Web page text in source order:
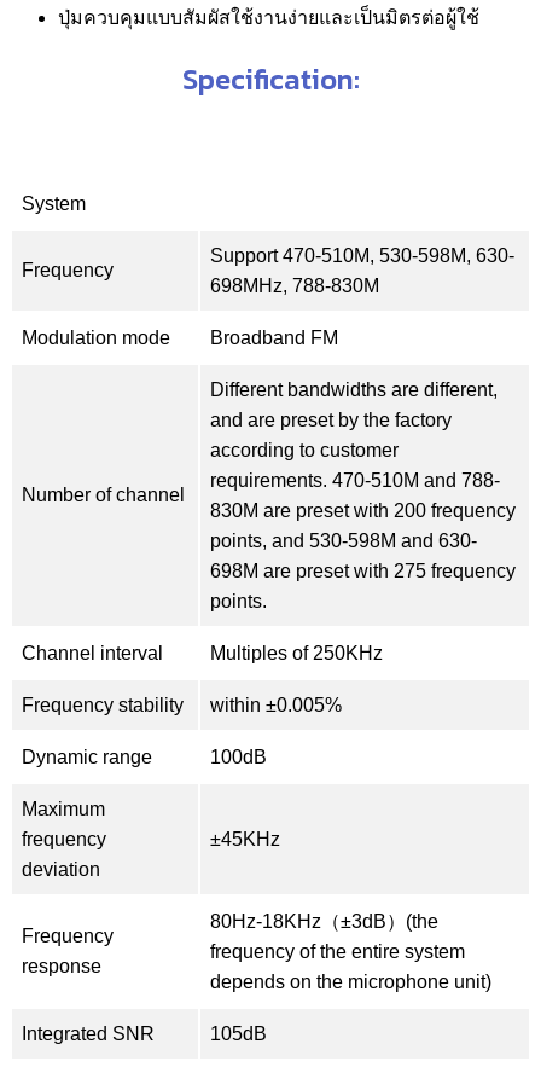
ปุ่มควบคุมแบบสัมผัสใช้งานง่ายและเป็นมิตรต่อผู้ใช้
Specification:
System
Frequency
Support 470-510M, 530-598M, 630-
698MHz, 788-830M
Modulation mode Broadband FM
Number of channel
Different bandwidths are different,
and are preset by the factory
according to customer
requirements. 470-510M and 788-
830M are preset with 200 frequency
points, and 530-598M and 630-
698M are preset with 275 frequency
points.
Channel interval Multiples of 250KHz
Frequency stability within ±0.005%
Dynamic range 100dB
Maximum
frequency
deviation
±45KHz
Frequency
response
80Hz-18KHz（±3dB）(the
frequency of the entire system
depends on the microphone unit)
Integrated SNR 105dB